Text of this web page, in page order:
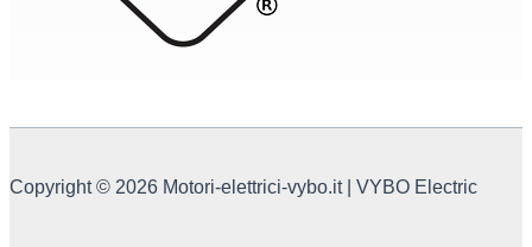
Copyright © 2026 Motori-elettrici-vybo.it | VYBO Electric